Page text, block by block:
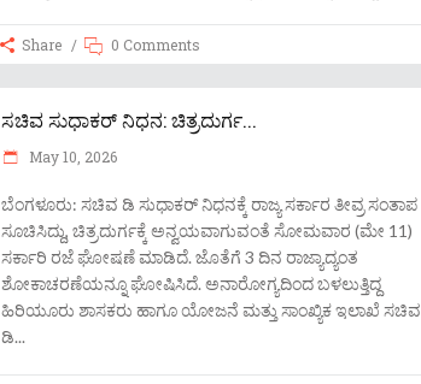
Share 0 Comments
ಸಚಿವ ಸುಧಾಕರ್ ನಿಧನ: ಚಿತ್ರದುರ್ಗ...
May 10, 2026
ಬೆಂಗಳೂರು: ಸಚಿವ ಡಿ ಸುಧಾಕರ್ ನಿಧನಕ್ಕೆ ರಾಜ್ಯ ಸರ್ಕಾರ ತೀವ್ರ ಸಂತಾಪ
ಸೂಚಿಸಿದ್ದು, ಚಿತ್ರದುರ್ಗಕ್ಕೆ ಅನ್ವಯವಾಗುವಂತೆ ಸೋಮವಾರ (ಮೇ 11)
ಸರ್ಕಾರಿ ರಜೆ ಘೋಷಣೆ ಮಾಡಿದೆ. ಜೊತೆಗೆ 3 ದಿನ ರಾಜ್ಯಾದ್ಯಂತ
ಶೋಕಾಚರಣೆಯನ್ನೂ ಘೋಷಿಸಿದೆ. ಅನಾರೋಗ್ಯದಿಂದ ಬಳಲುತ್ತಿದ್ದ
ಹಿರಿಯೂರು ಶಾಸಕರು ಹಾಗೂ ಯೋಜನೆ ಮತ್ತು ಸಾಂಖ್ಯಿಕ ಇಲಾಖೆ ಸಚಿವ
ಡಿ